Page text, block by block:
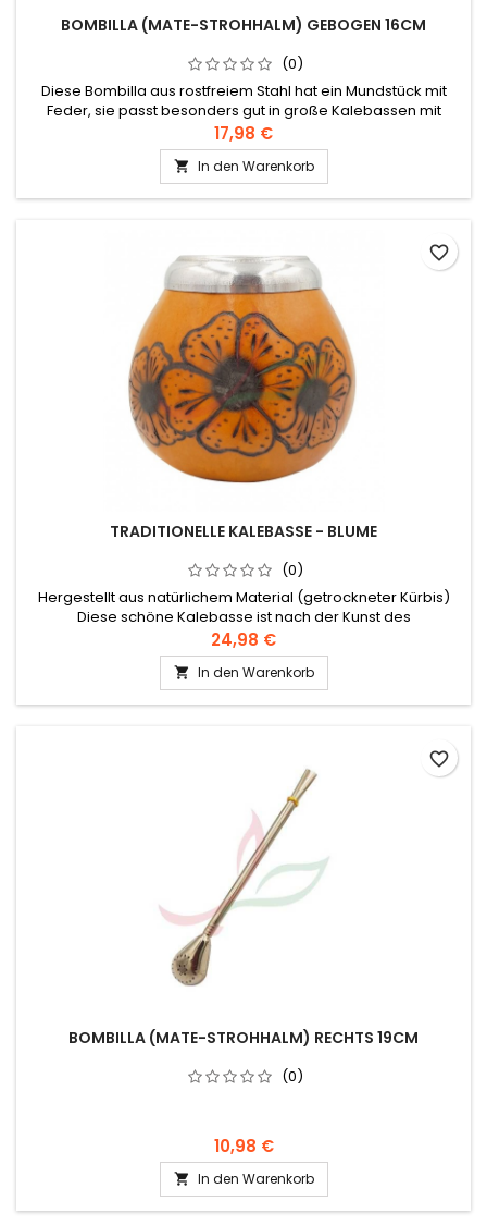
BOMBILLA (MATE-STROHHALM) GEBOGEN 16CM
(0)
Diese Bombilla aus rostfreiem Stahl hat ein Mundstück mit
Feder, sie passt besonders gut in große Kalebassen mit
Ringen. Die Bombilla ist ein spezieller Strohhalm mit einem
Filter an der Spitze, mit dem sich das Mate-Getränk leicht
aufsaugen lässt.
17,98 €
 In den Warenkorb
TRADITIONELLE KALEBASSE - BLUME
(0)
Hergestellt aus natürlichem Material (getrockneter Kürbis)
Diese schöne Kalebasse ist nach der Kunst des
Handbrennens gestaltet. Der obere Teil ist von Aluminium
umgeben. Es handelt sich um ein Naturprodukt - die Größen
können ein wenig variieren. Bei der Verwendung des
Matebechers kommt es zu einer Verfärbung des
24,98 €
 In den Warenkorb
favorite_border
BOMBILLA (MATE-STROHHALM) RECHTS 19CM
(0)
10,98 €
 In den Warenkorb
favorite_border